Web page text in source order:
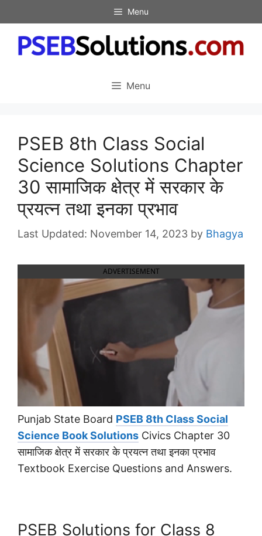
to
content
Menu
Menu
PSEB 8th Class Social
Science Solutions Chapter
30 सामाजिक क्षेत्र में सरकार के
प्रयत्न तथा इनका प्रभाव
November 14, 2023 by Bhagya
ADVERTISEMENT
Punjab State Board PSEB 8th Class Social
Science Book Solutions Civics Chapter 30
सामाजिक क्षेत्र में सरकार के प्रयत्न तथा इनका प्रभाव
Textbook Exercise Questions and Answers.
PSEB Solutions for Class 8